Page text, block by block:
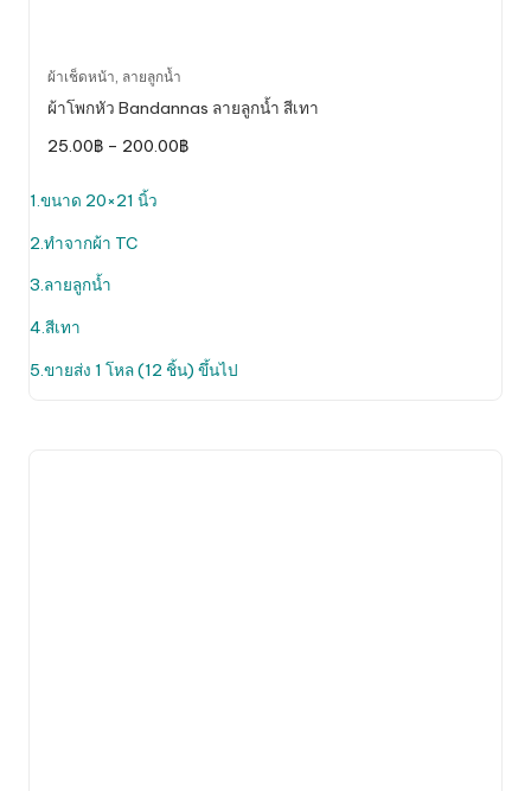
This
has
multiple
The
may
be
on
the
ผ้าเช็ดหน้า, ลายลูกน้ำ
ผ้าโพกหัว Bandannas ลายลูกน้ำ สีเทา
25.00฿ – 200.00฿Price
1.ขนาด 20×21 นิ้ว
2.ทำจากผ้า TC
3.ลายลูกน้ำ
4.สีเทา
5.ขายส่ง 1 โหล (12 ชิ้น) ขึ้นไป